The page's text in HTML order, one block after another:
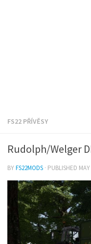
FS22 PŘÍVĚSY
Rudolph/Welger
BYFS22MODS · PUBLISHED